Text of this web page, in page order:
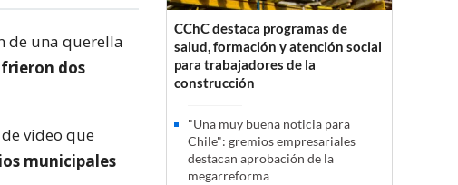
de una querella
dos
video que
municipales
CChC destaca programas de
salud, formación y atención social
para trabajadores de la
construcción
"Una muy buena noticia para
Chile": gremios empresariales
destacan aprobación de la
megarreforma